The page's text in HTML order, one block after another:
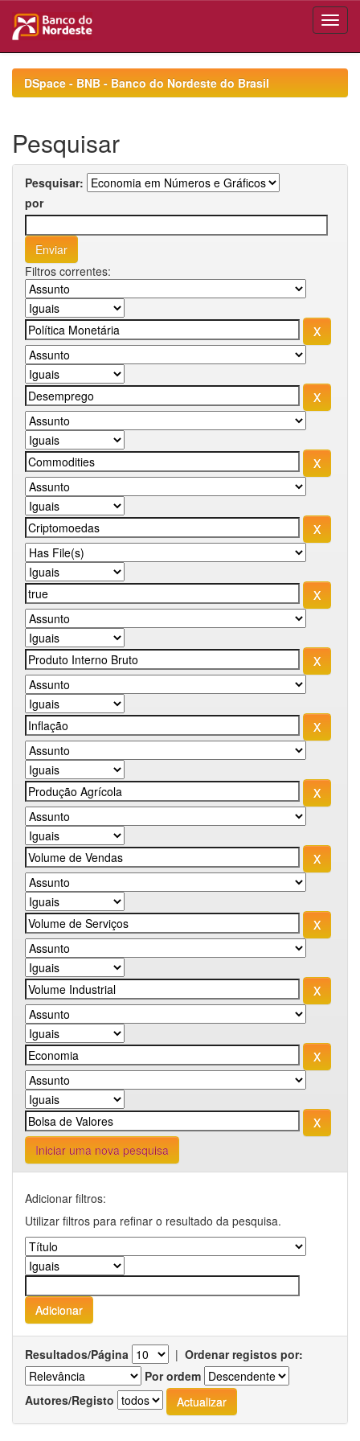
navigationDSpace - BNB - Banco do Nordeste do Brasil
Pesquisar
Pesquisar:
por
Filtros correntes:
Iniciar uma nova pesquisa
Adicionar filtros:
Utilizar filtros para refinar o resultado da pesquisa.
Resultados/Página | Ordenar registos por:
Por ordem
Autores/Registo